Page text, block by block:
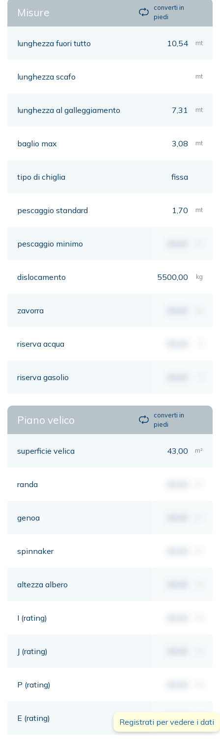
Misure
converti in
piedi
lunghezza fuori tutto 10,54 mt
lunghezza scafo mt
lunghezza al galleggiamento 7,31 mt
baglio max 3,08 mt
tipo di chiglia fissa
pescaggio standard 1,70 mt
pescaggio minimo
dislocamento 5500,00 kg
zavorra
riserva acqua
riserva gasolio
Piano velico
converti in
piedi
superficie velica 43,00 m²
randa
genoa
spinnaker
altezza albero
I (rating)
J (rating)
P (rating)
E (rating) 00,00 mt
Registrati per vedere i dati